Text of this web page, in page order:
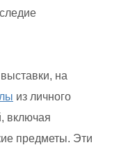
на
из личного
включая
предметы. Эти